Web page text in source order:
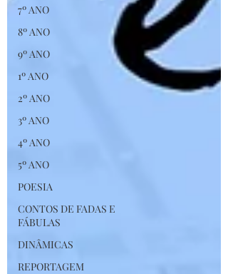
7º ANO
8º ANO
9º ANO
1º ANO
2º ANO
3º ANO
4º ANO
5º ANO
POESIA
CONTOS DE FADAS E
FÁBULAS
DINÂMICAS
REPORTAGEM